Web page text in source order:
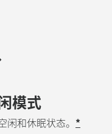
模式
和休眠状态。 *